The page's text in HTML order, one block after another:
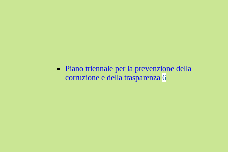
Piano triennale per la prevenzione della
corruzione e della trasparenza 6